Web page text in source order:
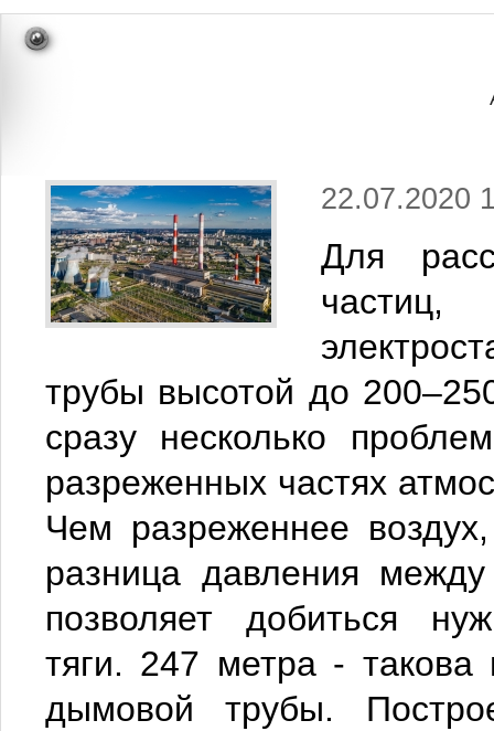
22.07.2020
Для
трубы высотой до
сразу несколько
разреженных частях
Чем разреженнее
разница давления
позволяет добиться
тяги. 247 метра - такова
дымовой трубы.